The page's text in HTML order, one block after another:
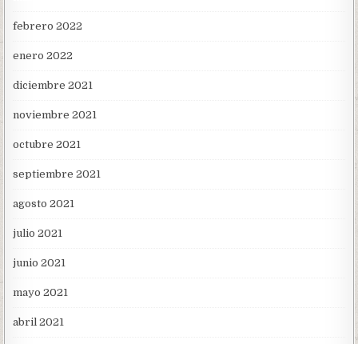
febrero 2022
enero 2022
diciembre 2021
noviembre 2021
octubre 2021
septiembre 2021
agosto 2021
julio 2021
junio 2021
mayo 2021
abril 2021